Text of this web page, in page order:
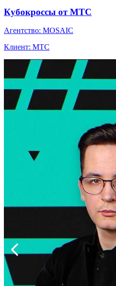
Кубокроссы от МТС
Агентство: MOSAIC
Клиент: МТС